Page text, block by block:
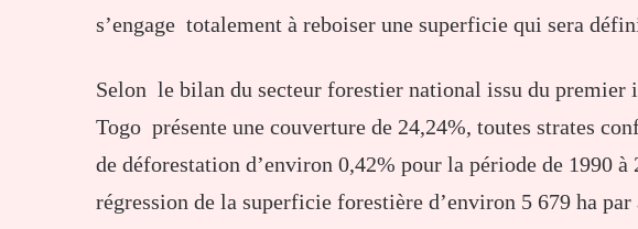
s’engage totalement à reboiser une superficie qui sera
Selon le bilan du secteur forestier national issu du premier
Togo présente une couverture de 24,24%, toutes strates
de déforestation d’environ 0,42% pour la période de 1990 à
régression de la superficie forestière d’environ 5 679 ha par